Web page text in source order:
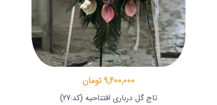
9,400,000 تومان
تاج گل درباری افتتاحیه (کد:27)